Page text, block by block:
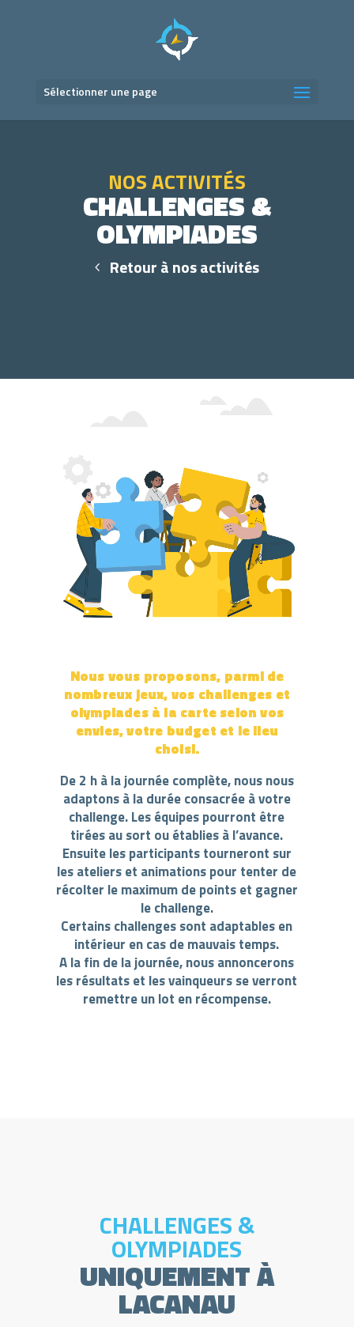
Sélectionner une page
NOS ACTIVITÉS
CHALLENGES &
OLYMPIADES
Retour à nos activités
Nous vous proposons, parmi de
nombreux jeux, vos challenges et
olympiades à la carte selon vos
envies, votre budget et le lieu
choisi.
De 2 h à la journée complète, nous nous
adaptons à la durée consacrée à votre
challenge. Les équipes pourront être
tirées au sort ou établies à l’avance.
Ensuite les participants tourneront sur
les ateliers et animations pour tenter de
récolter le maximum de points et gagner
le challenge.
Certains challenges sont adaptables en
intérieur en cas de mauvais temps.
A la fin de la journée, nous annoncerons
les résultats et les vainqueurs se verront
remettre un lot en récompense.
Lecteur vidéo
CHALLENGES &
OLYMPIADES
UNIQUEMENT À
LACANAU